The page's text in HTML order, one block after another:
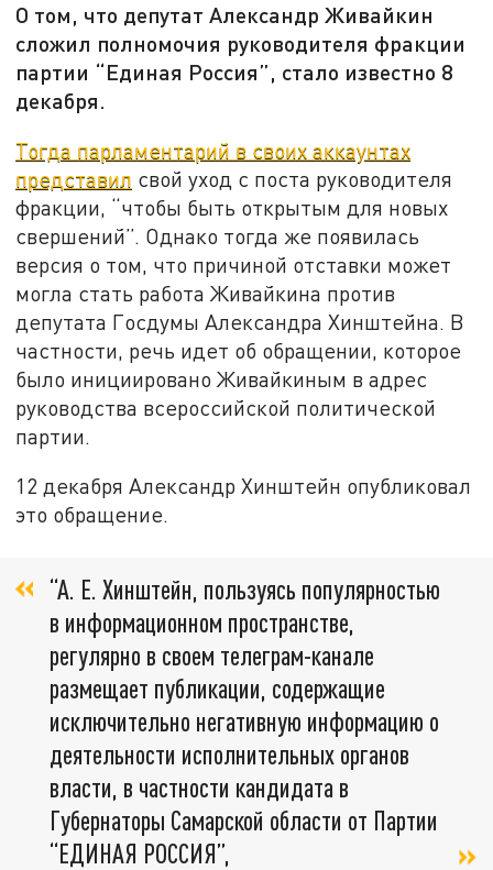
О том, что депутат Александр Живайкин
сложил полномочия руководителя фракции
партии “Единая Россия”, стало известно 8
декабря.
Тогда парламентарий в своих аккаунтах
представил свой уход с поста руководителя
фракции, “чтобы быть открытым для новых
свершений”. Однако тогда же появилась
версия о том, что причиной отставки может
могла стать работа Живайкина против
депутата Госдумы Александра Хинштейна. В
частности, речь идет об обращении, которое
было инициировано Живайкиным в адрес
руководства всероссийской политической
партии.
12 декабря Александр Хинштейн опубликовал
это обращение.
“А. Е. Хинштейн, пользуясь популярностью
в информационном пространстве,
регулярно в своем телеграм-канале
размещает публикации, содержащие
исключительно негативную информацию о
деятельности исполнительных органов
власти, в частности кандидата в
Губернаторы Самарской области от Партии
“ЕДИНАЯ РОССИЯ”,